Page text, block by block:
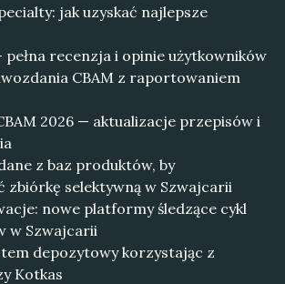
jak uzyskać najlepsze
pełna recenzja i opinie użytkowników
CBAM z raportowaniem
2026 — aktualizacje przepisów i
z baz produktów, by
zbiórkę selektywną w Szwajcarii
nowe platformy śledzące cykl
w Szwajcarii
depozytowy korzystając z
Kotkas